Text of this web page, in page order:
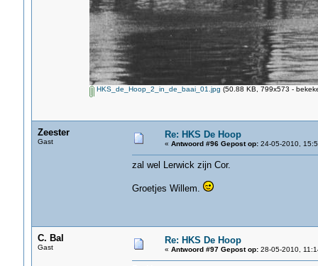
HKS_de_Hoop_2_in_de_baai_01.jpg (50.88 KB, 799x573 -
Zeester
Gast
Re: HKS De Hoop
« Antwoord #96 Gepost op:24-05-2010,
zal wel Lerwick zijn Cor.
Groetjes Willem.
C. Bal
Gast
Re: HKS De Hoop
« Antwoord #97 Gepost op:28-05-2010,